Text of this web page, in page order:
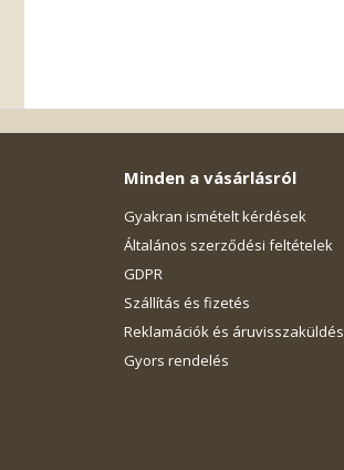
Minden a vásárlásról
Gyakran ismételt kérdések
Általános szerződési feltételek
GDPR
Szállítás és fizetés
Reklamációk és áruvisszaküldés
Gyors rendelés